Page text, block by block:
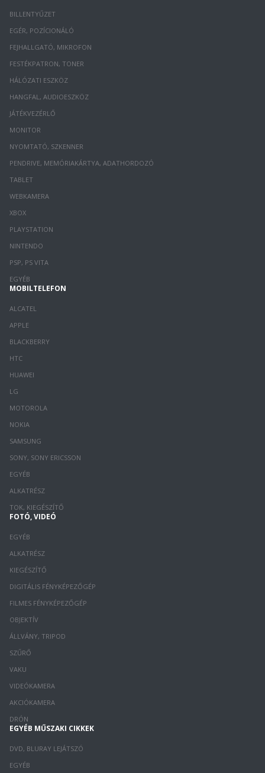
BILLENTYŰZET
EGÉR, POZÍCIONÁLÓ
FEJHALLGATÓ, MIKROFON
FESTÉKPATRON, TONER
HÁLÓZATI ESZKÖZ
HANGFAL, AUDIOESZKÖZ
JÁTÉKVEZÉRLŐ
MONITOR
NYOMTATÓ, SZKENNER
PENDRIVE, MEMÓRIAKÁRTYA, ADATHORDOZÓ
TABLET
WEBKAMERA
XBOX
PLAYSTATION
NINTENDO
PSP, PS VITA
EGYÉB
MOBILTELEFON
ALCATEL
APPLE
BLACKBERRY
HTC
HUAWEI
LG
MOTOROLA
NOKIA
SAMSUNG
SONY, SONY ERICSSON
EGYÉB
ALKATRÉSZ
TOK, KIEGÉSZÍTŐ
FOTÓ, VIDEÓ
EGYÉB
ALKATRÉSZ
KIEGÉSZÍTŐ
DIGITÁLIS FÉNYKÉPEZŐGÉP
FILMES FÉNYKÉPEZŐGÉP
OBJEKTÍV
ÁLLVÁNY, TRIPOD
SZŰRŐ
VAKU
VIDEÓKAMERA
AKCIÓKAMERA
DRÓN
EGYÉB MŰSZAKI CIKKEK
DVD, BLURAY LEJÁTSZÓ
EGYÉB